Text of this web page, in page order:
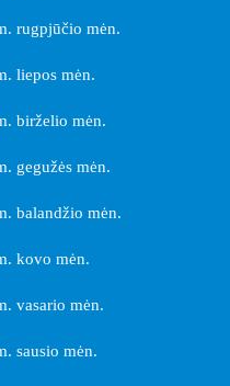
rugpjūčio mėn.
liepos mėn.
birželio mėn.
gegužės mėn.
balandžio mėn.
kovo mėn.
vasario mėn.
sausio mėn.